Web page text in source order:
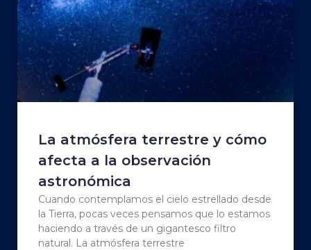
La atmósfera terrestre y cómo
afecta a la observación
astronómica
Cuando contemplamos el cielo estrellado desde
la Tierra, pocas veces pensamos que lo estamos
haciendo a través de un gigantesco filtro
natural. La atmósfera terrestre